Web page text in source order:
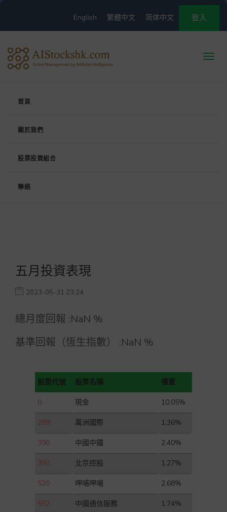
登入
简体中文
繁體中文
English
首頁
關於我們
股票投資組合
聯絡
五月投資表現
2023-05-31 23:24
總月度回報 :NaN %
基準回報（恆生指數） :NaN %
股票代號 股票名稱 權重
0 現金 10.05%
288 萬洲國際 1.36%
390 中國中鐵 2.40%
392 北京控股 1.27%
520 呷哺呷哺 2.68%
552 中國通信服務 1.74%